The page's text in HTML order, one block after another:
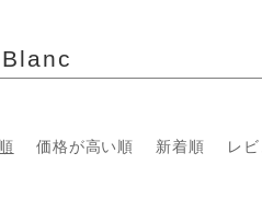
価格が高い順 新着順 レ